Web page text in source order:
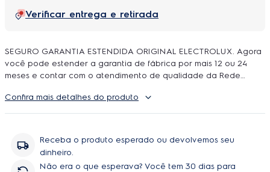
Verificar entrega e retirada
SEGURO GARANTIA ESTENDIDA ORIGINAL ELECTROLUX. Agora
você pode estender a garantia de fábrica por mais 12 ou 24
meses e contar com o atendimento de qualidade da Rede
podem ser feitos quantos reparos forem necessarios, incluindo
peças e serviço, sem você se preoupar com orçamentos e
Confira mais detalhes do produto
Receba o produto esperado ou devolvemos seu
dinheiro.
Não era o que esperava? Você tem 30 dias para